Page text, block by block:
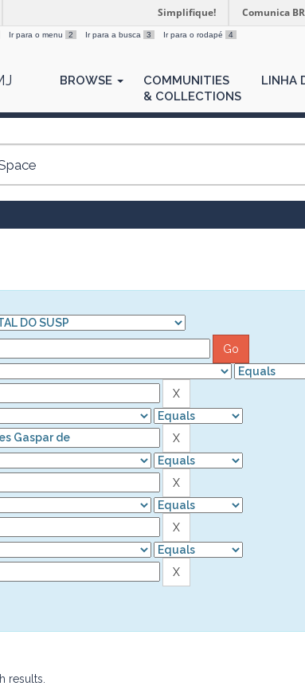
Simplifique! Comunica BR
Ir para o menu 2 Ir para a busca 3 Ir para o rodapé 4
BROWSE
COMMUNITIES
& COLLECTIONS
LINHA
results.